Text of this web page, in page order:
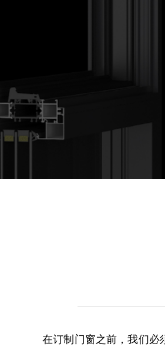
在订制门窗之前，我们必